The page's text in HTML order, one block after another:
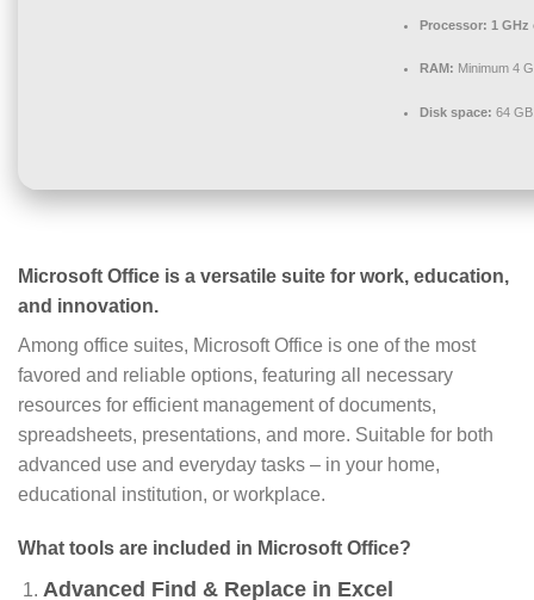
Processor: 1
RAM: Minimum 4
Disk space: 64
Microsoft Office is a versatile suite for work, education,
and innovation.
Among office suites, Microsoft Office is one of the most
favored and reliable options, featuring all necessary
resources for efficient management of documents,
spreadsheets, presentations, and more. Suitable for both
advanced use and everyday tasks – in your home,
educational institution, or workplace.
What tools are included in Microsoft Office?
Advanced Find & Replace in Excel